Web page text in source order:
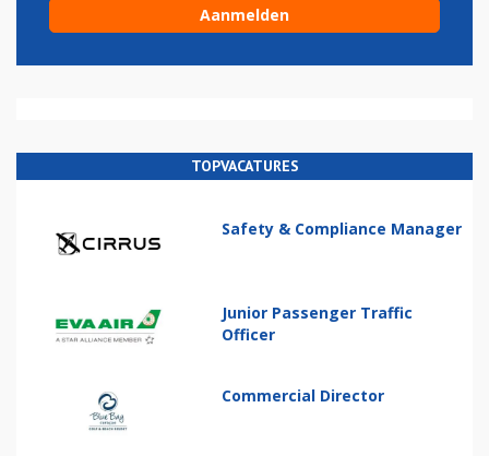
TOPVACATURES
Safety & Compliance Manager
Junior Passenger Traffic
Officer
Commercial Director